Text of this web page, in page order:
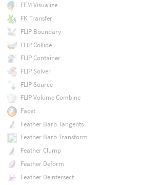
FEM Visualize
FK Transfer
FLIP Boundary
FLIP Collide
FLIP Container
FLIP Solver
FLIP Source
FLIP Volume Combine
Facet
Feather Barb Tangents
Feather Barb Transform
Feather Clump
Feather Deform
Feather Deintersect